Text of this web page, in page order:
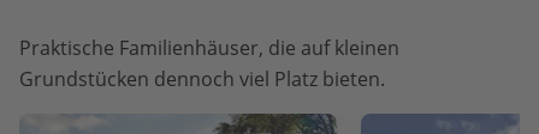
Praktische Familienhäuser, die auf kleinen
Grundstücken dennoch viel Platz bieten.